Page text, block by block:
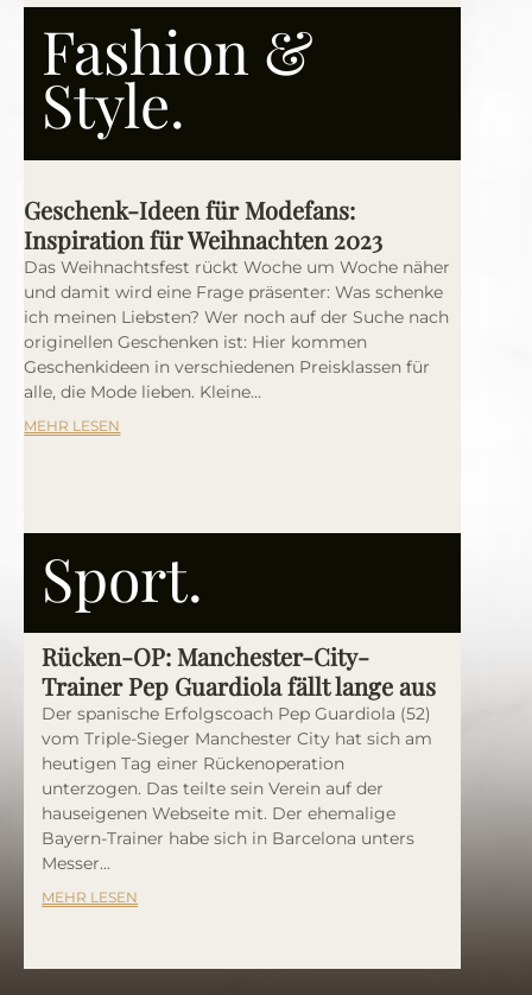
Fashion &
Style.
Geschenk-Ideen für Modefans:
Inspiration für Weihnachten 2023
Das Weihnachtsfest rückt Woche um Woche näher
und damit wird eine Frage präsenter: Was schenke
ich meinen Liebsten? Wer noch auf der Suche nach
originellen Geschenken ist: Hier kommen
Geschenkideen in verschiedenen Preisklassen für
alle, die Mode lieben. Kleine...
MEHR LESEN
Sport.
Rücken-OP: Manchester-City-
Trainer Pep Guardiola fällt lange aus
Der spanische Erfolgscoach Pep Guardiola (52)
vom Triple-Sieger Manchester City hat sich am
heutigen Tag einer Rückenoperation
unterzogen. Das teilte sein Verein auf der
hauseigenen Webseite mit. Der ehemalige
Bayern-Trainer habe sich in Barcelona unters
Messer...
MEHR LESEN